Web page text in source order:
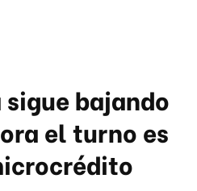
bajando
el turno es